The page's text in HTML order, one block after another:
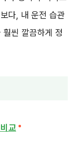
다, 내 운전 습관
씬 깔끔하게 정
교